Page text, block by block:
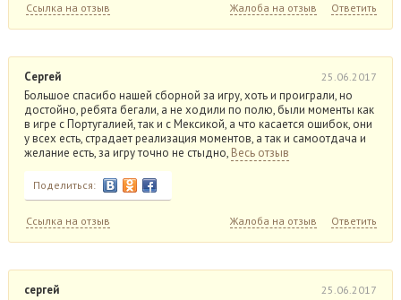
Ссылка на отзыв Жалоба на отзыв Ответить
Сергей 25.06.2017
Большое спасибо нашей сборной за игру, хоть и проиграли, но
достойно, ребята бегали, а не ходили по полю, были моменты как
в игре с Португалией, так и с Мексикой, а что касается ошибок, они
у всех есть, страдает реализация моментов, а так и самоотдача и
желание есть, за игру точно не стыдно, Весь отзыв
Поделиться:
Ссылка на отзыв Жалоба на отзыв Ответить
сергей 25.06.2017